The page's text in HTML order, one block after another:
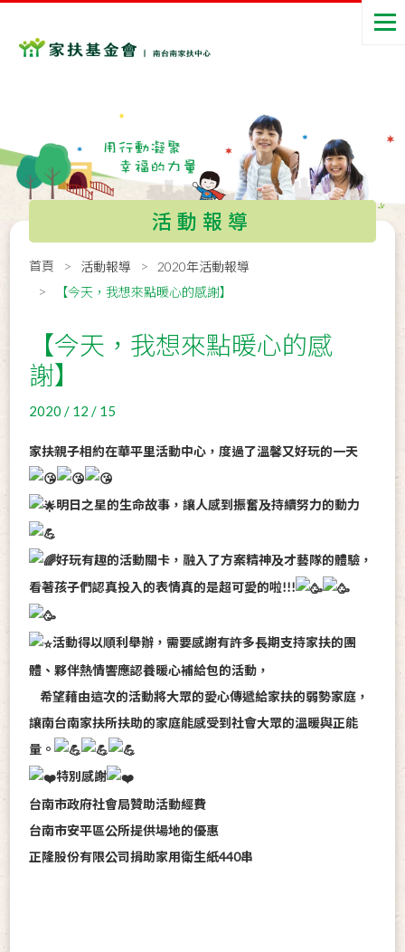
活動報導
首頁 活動報導
2020年活動報導
【今天，我想來點暖心的感謝】
【今天，我想來點暖心的感
謝】
2020 / 12 / 15
家扶親子相約在華平里活動中心，度過了溫馨又好玩的一天
明日之星的生命故事，讓人感到振奮及持續努力的動力
好玩有趣的活動關卡，融入了方案精神及才藝隊的體驗，
看著孩子們認真投入的表情真的是超可愛的啦!!!
活動得以順利舉辦，需要感謝有許多長期支持家扶的團
體、夥伴熱情響應認養暖心補給包的活動，
希望藉由這次的活動將大眾的愛心傳遞給家扶的弱勢家庭，
讓南台南家扶所扶助的家庭能感受到社會大眾的溫暖與正能
量。
特別感謝
台南市政府社會局贊助活動經費
台南市安平區公所提供場地的優惠
正隆股份有限公司捐助家用衛生紙440串